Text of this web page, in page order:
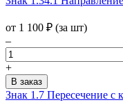
от 1 100 ₽ (за шт)
–
+
Знак 1.7 Пересечение